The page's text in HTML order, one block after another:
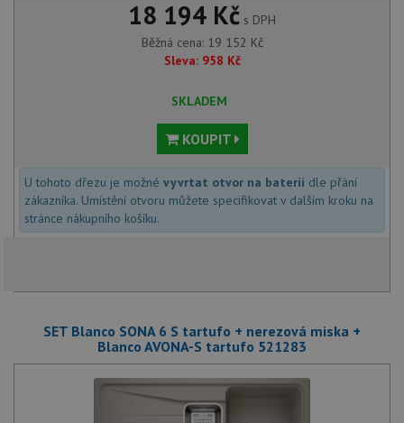
18 194 Kč s DPH
Běžná cena: 19 152 Kč
Sleva: 958 Kč
SKLADEM
KOUPIT
U tohoto dřezu je možné vyvrtat otvor na baterii dle přání
zákazníka. Umístění otvoru můžete specifikovat v dalším kroku na
stránce nákupního košíku.
SET Blanco SONA 6 S tartufo + nerezová miska +
Blanco AVONA-S tartufo 521283